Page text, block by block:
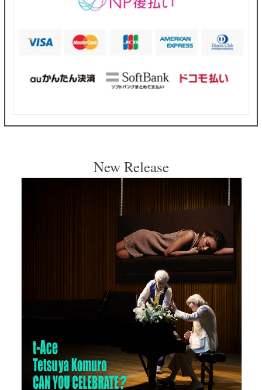
New Release